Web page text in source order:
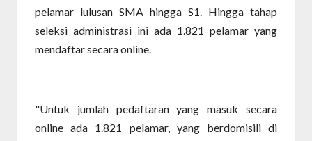
pelamar lulusan SMA hingga S1. Hingga tahap
seleksi administrasi ini ada 1.821 pelamar yang
mendaftar secara online.
"Untuk jumlah pedaftaran yang masuk secara
online ada 1.821 pelamar, yang berdomisili di